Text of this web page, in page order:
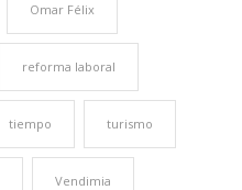
Omar Félix
reforma laboral
tiempo turismo
Vendimia